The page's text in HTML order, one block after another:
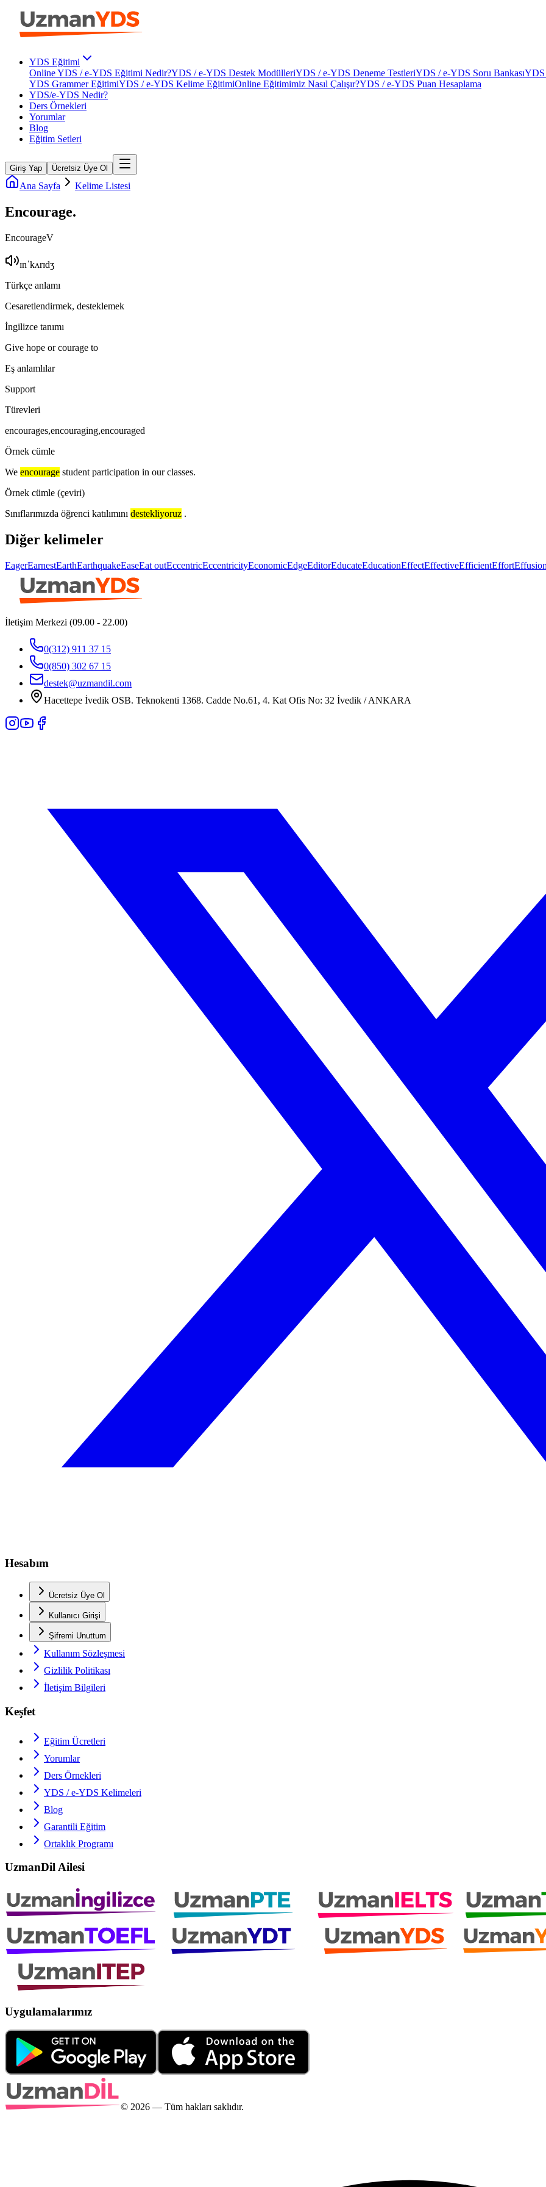
YDS Eğitimi
Online YDS / e-YDS Eğitimi Nedir?YDS / e-YDS Destek ModülleriYDS / e-YDS Deneme TestleriYDS / e-YDS Soru BankasıYDS
YDS Grammer EğitimiYDS / e-YDS Kelime EğitimiOnline Eğitimimiz Nasıl Çalışır?YDS / e-YDS Puan Hesaplama
YDS/e-YDS Nedir?
Ders Örnekleri
Yorumlar
Blog
Eğitim Setleri
Giriş Yap Ücretsiz Üye Ol
Ana Sayfa Kelime Listesi
Encourage.
EncourageV
ɪnˈkʌrɪdʒ
Türkçe anlamı
Cesaretlendirmek, desteklemek
İngilizce tanımı
Give hope or courage to
Eş anlamlılar
Support
Türevleri
encourages,encouraging,encouraged
Örnek cümle
We encourage student participation in our classes.
Örnek cümle (çeviri)
Sınıflarımızda öğrenci katılımını destekliyoruz .
Diğer kelimeler
EagerEarnestEarthEarthquakeEaseEat outEccentricEccentricityEconomicEdgeEditorEducateEducationEffectEffectiveEfficientEffortEffusion
İletişim Merkezi (09.00 - 22.00)
0(312) 911 37 15
0(850) 302 67 15
destek@uzmandil.com
Hacettepe İvedik OSB. Teknokenti 1368. Cadde No.61, 4. Kat Ofis No: 32 İvedik / ANKARA
Hesabım
Ücretsiz Üye Ol
Kullanıcı Girişi
Şifremi Unuttum
Kullanım Sözleşmesi
Gizlilik Politikası
İletişim Bilgileri
Keşfet
Eğitim Ücretleri
Yorumlar
Ders Örnekleri
YDS / e-YDS Kelimeleri
Blog
Garantili Eğitim
Ortaklık Programı
UzmanDil Ailesi
Uygulamalarımız
© 2026 — Tüm hakları saklıdır.